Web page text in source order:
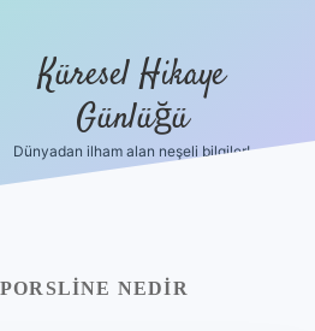
Küresel Hikaye
Günlüğü
Dünyadan ilham alan neşeli bilgiler!
NEDIR